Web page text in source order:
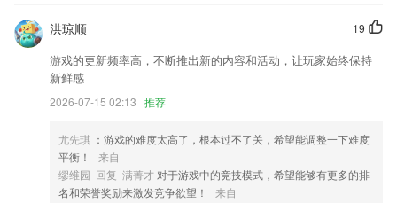
约。
2.收录了非常多的缅甸语单词，能够为用户提供更加专业的翻译。
3.为你邀请不同范畴的常识达人、极富构思的kol，和你一起开动遨游常
识海洋的巨轮。
5.让商家学习更多的销售知识，店铺营销管理会更加轻松高效。
6.配备强大的摄像头取词和拍照翻译功能，一拍即译无需手动输入便可快
速获取翻译结果。
19
洪琼顺
游戏的更新频率高，不断推出新的内容和活动，让玩家始终保持
新鲜感
2026-07-15 02:13 推荐
尤先琪 ：游戏的难度太高了，根本过不了关，希望能调整一下难度
平衡！
来自
缪维园 回复 满菁才 对于游戏中的竞技模式，希望能够有更多的排
名和荣誉奖励来激发竞争欲望！
来自